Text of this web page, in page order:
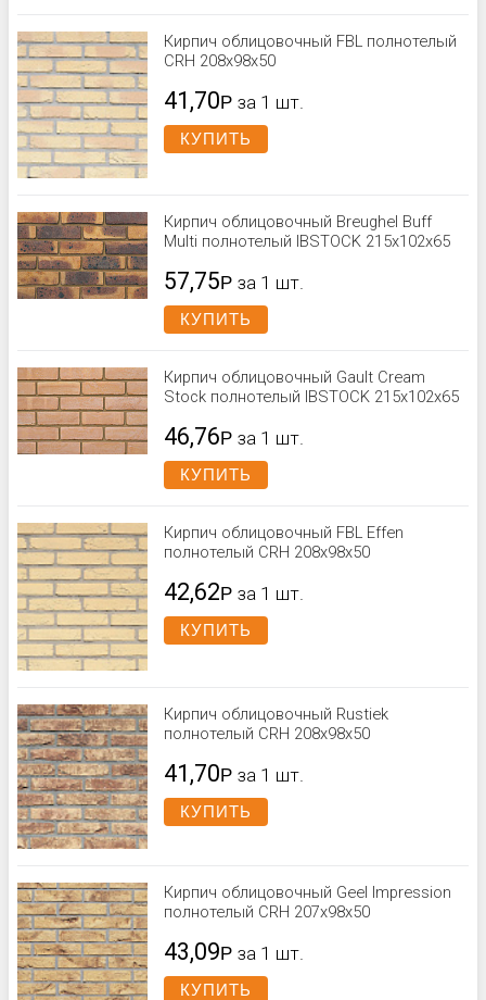
Кирпич облицовочный FBL полнотелый
CRH 208x98x50
41,70Р за 1 шт.
КУПИТЬ
Кирпич облицовочный Breughel Buff
Multi полнотелый IBSTOCK 215x102x65
57,75Р за 1 шт.
КУПИТЬ
Кирпич облицовочный Gault Cream
Stock полнотелый IBSTOCK 215x102x65
46,76Р за 1 шт.
КУПИТЬ
Кирпич облицовочный FBL Effen
полнотелый CRH 208x98x50
42,62Р за 1 шт.
КУПИТЬ
Кирпич облицовочный Rustiek
полнотелый CRH 208x98x50
41,70Р за 1 шт.
КУПИТЬ
Кирпич облицовочный Geel Impression
полнотелый CRH 207x98x50
43,09Р за 1 шт.
КУПИТЬ